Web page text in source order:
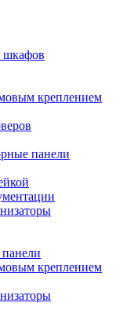
шкафов
креплением
панели
креплением